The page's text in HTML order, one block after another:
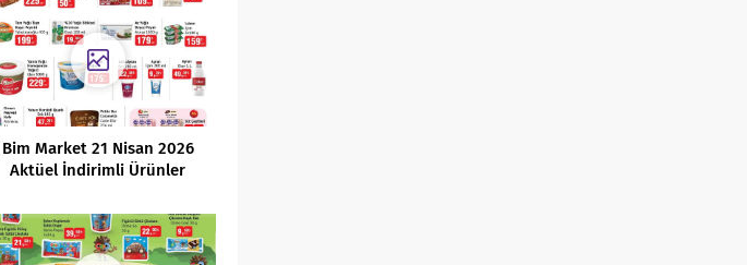
Bim Market 21 Nisan 2026
Aktüel İndirimli Ürünler